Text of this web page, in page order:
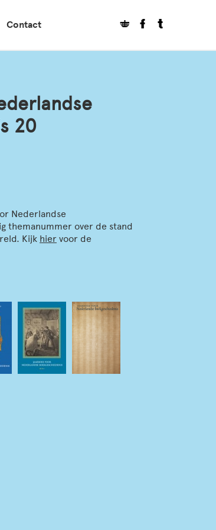
Contact
20
Nederlandse
themanummer over de stand
Kijk hier voor de